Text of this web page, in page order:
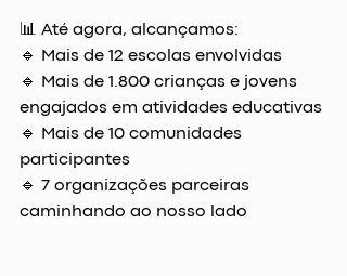
📊 Até agora, alcançamos:
🔹 Mais de 12 escolas envolvidas
🔹 Mais de 1.800 crianças e jovens
engajados em atividades educativas
🔹 Mais de 10 comunidades
participantes
🔹 7 organizações parceiras
caminhando ao nosso lado